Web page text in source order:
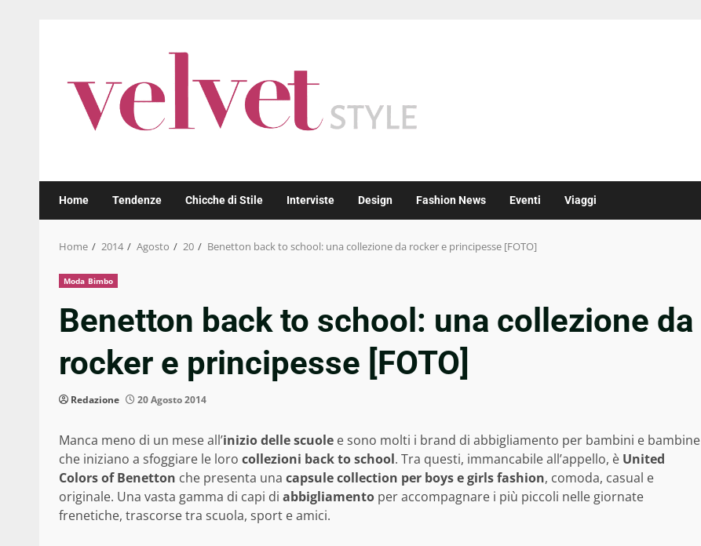
Home Tendenze Chicche di Stile Interviste Design Fashion News Eventi Viaggi
Home 2014 Agosto 20 Benetton back to school: una collezione da rocker e principesse [FOTO]
Moda Bimbo
Benetton back to school: una collezione da
rocker e principesse [FOTO]
Redazione 20 Agosto 2014
Manca meno di un mese all’inizio delle scuole e sono molti i brand di abbigliamento per bambini e bambine
che iniziano a sfoggiare le loro collezioni back to school. Tra questi, immancabile all’appello, è United
Colors of Benetton che presenta una capsule collection per boys e girls fashion, comoda, casual e
originale. Una vasta gamma di capi di abbigliamento per accompagnare i più piccoli nelle giornate
frenetiche, trascorse tra scuola, sport e amici.